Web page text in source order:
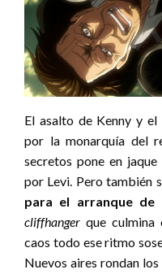
El asalto de Kenny y
por la monarquía del
secretos pone en
por Levi. Pero también
para el arranque de
cliffhanger que culmina
caos todo ese ritmo
Nuevos aires rondan